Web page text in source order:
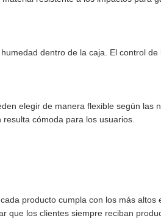
dentro de la caja. El control de
elegir de manera flexible según las
cómoda para los usuarios.
producto cumpla con los más altos
que los clientes siempre reciban